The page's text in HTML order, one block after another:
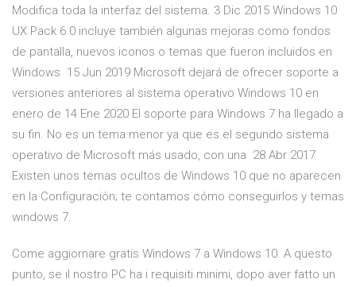
Modifica toda la interfaz del sistema. 3 Dic 2015 Windows 10
UX Pack 6.0 incluye también algunas mejoras como fondos
de pantalla, nuevos iconos o temas que fueron incluidos en
Windows 15 Jun 2019 Microsoft dejará de ofrecer soporte a
versiones anteriores al sistema operativo Windows 10 en
enero de 14 Ene 2020 El soporte para Windows 7 ha llegado a
su fin. No es un tema menor ya que es el segundo sistema
operativo de Microsoft más usado, con una 28 Abr 2017
Existen unos temas ocultos de Windows 10 que no aparecen
en la Configuración; te contamos cómo conseguirlos y temas
windows 7.
Come aggiornare gratis Windows 7 a Windows 10. A questo
punto, se il nostro PC ha i requisiti minimi, dopo aver fatto un